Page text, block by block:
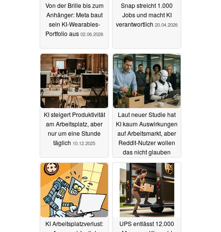
Von der Brille bis zum
Anhänger: Meta baut
sein KI-Wearables-
Portfolio aus 02.06.2026
Snap streicht 1.000
Jobs und macht KI
verantwortlich 20.04.2026
KI steigert Produktivität
am Arbeitsplatz, aber
nur um eine Stunde
täglich 10.12.2025
Laut neuer Studie hat
KI kaum Auswirkungen
auf Arbeitsmarkt, aber
Reddit-Nutzer wollen
das nicht glauben
03.10.2025
KI Arbeitsplatzverlust:
UPS entlässt 12.000